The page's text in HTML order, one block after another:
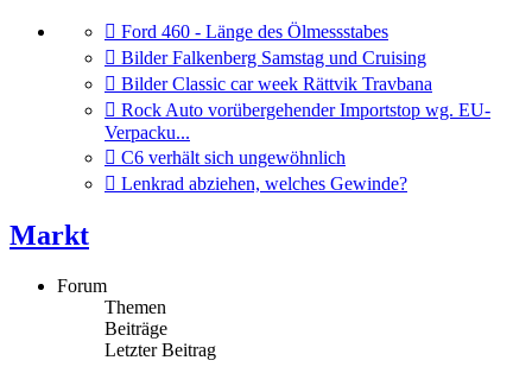
Gehe
zum
letzten
Beitrag
Ford 460 - Länge des Ölmessstabes
Gehe
zum
letzten
Beitrag
Bilder Falkenberg Samstag und Cruising
Gehe
zum
letzten
Beitrag
Bilder Classic car week Rättvik Travbana
Gehe
zum
letzten
Beitrag
Rock Auto vorübergehender Importstop wg. EU-
Verpacku...
Gehe
zum
letzten
C6 verhält sich ungewöhnlich
Gehe
Lenkrad abziehen, welches Gewinde?
Markt
Forum
Themen
Beiträge
Letzter Beitrag